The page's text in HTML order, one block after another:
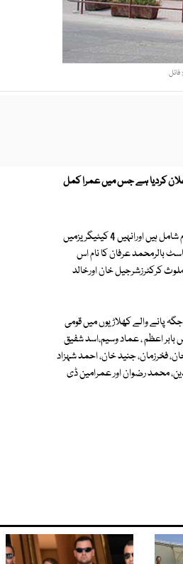
کردیا ہے جس میں عمرا کمل
پاکستان کرکٹ بورڈ نے قومی کرکٹرزکے لیئے نئے سینٹرل کنٹریکٹ کا اعلان کیا ہے جس میں 35 کھلاڑیوں کے نام شامل ہیں اورانہیں 4 کیٹیگریزمیں
بالرمحمد عرفان کا نام اس
کرکٹرزشرجیل خان اورخالد
ہے۔ اے کیٹیگری میں جگہ پانے والے کھلاڑیوں میں قومی
اعظم ، عماد وسیم،اسد شفیق
فخرزمان، جنید خان، احمد شہزاد
محمد رضوان اور عمرامین ڈی